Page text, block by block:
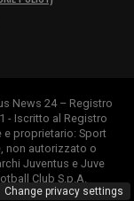
6
annoia. Ma
palloni
SV
News 24 – Registro
- Iscritto al Registro
e proprietario: Sport
non autorizzato o
Juventus e Juve
Club S.p.A.
Change privacy settings